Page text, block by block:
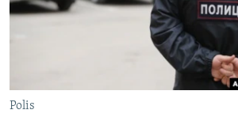
Polis